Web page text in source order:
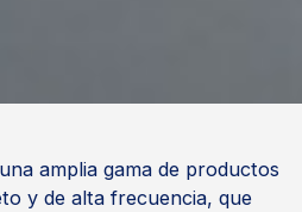
amplia gama de productos
y de alta frecuencia, que